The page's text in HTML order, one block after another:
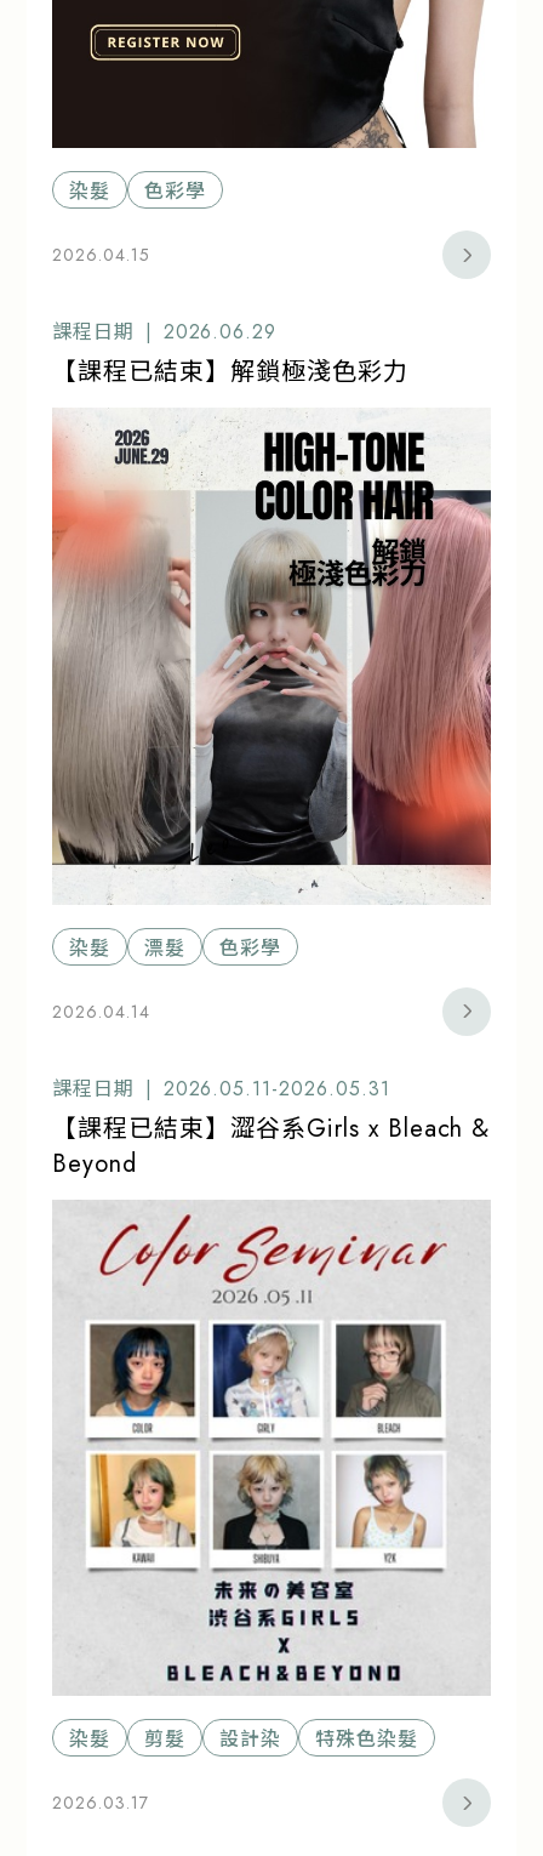
染髮 色彩學
2026.04.15
課程日期 | 2026.06.29
【課程已結束】解鎖極淺色彩力
染髮 漂髮 色彩學
2026.04.14
課程日期 | 2026.05.11-2026.05.31
【課程已結束】澀谷系Girls x Bleach &
Beyond
染髮 剪髮 設計染 特殊色染髮
2026.03.17